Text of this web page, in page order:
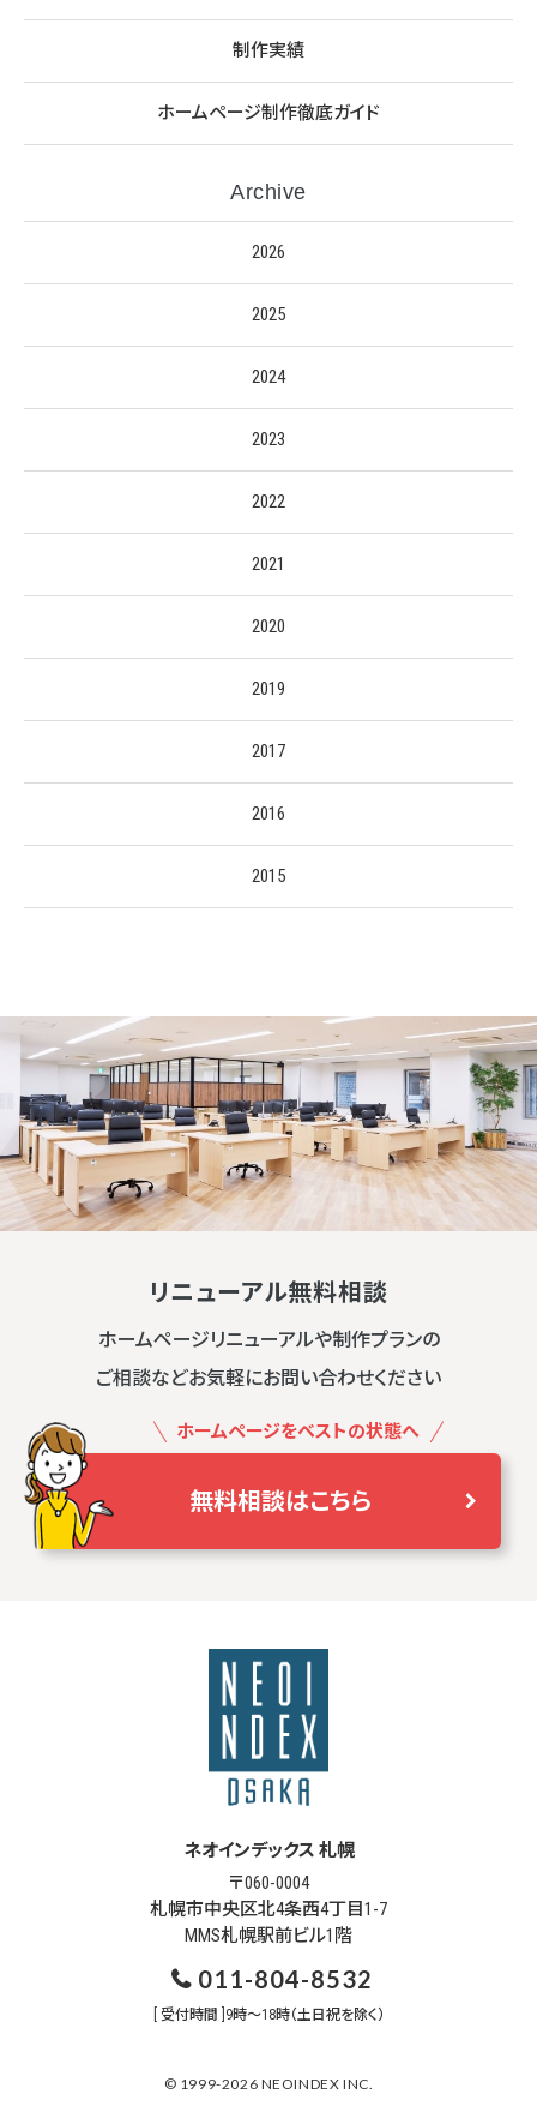
制作実績
ホームページ制作徹底ガイド
Archive
2026
2025
2024
2023
2022
2021
2020
2019
2017
2016
2015
リニューアル無料相談
ホームページリニューアルや制作プランの
ご相談などお気軽にお問い合わせください
ホームページをベストの状態へ
無料相談はこちら
ネオインデックス 札幌
〒060-0004
札幌市中央区北4条西4丁目1-7
MMS札幌駅前ビル1階
011-804-8532
[ 受付時間 ]9時～18時（土日祝を除く）
© 1999-2026 NEOINDEX INC.